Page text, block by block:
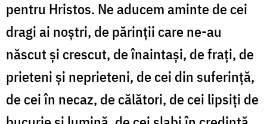
pentru Hristos. Ne aducem aminte de cei
dragi ai noștri, de părinții care ne-au
născut și crescut, de înaintași, de frați, de
prieteni și neprieteni, de cei din suferință,
de cei în necaz, de călători, de cei lipsiți de